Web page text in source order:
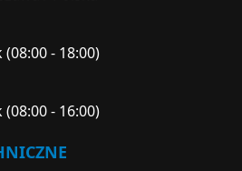
- 18:00)
- 16:00)